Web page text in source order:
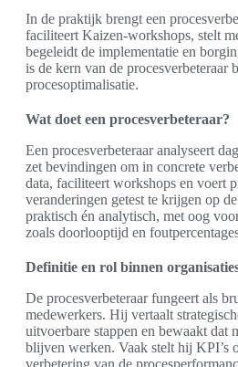
In de praktijk brengt een
faciliteert Kaizen-workshops, stelt
begeleidt de implementatie en
is de kern van de procesverbeteraar
procesoptimalisatie.
Wat doet een procesverbeteraar?
Een procesverbeteraar analyseert
zet bevindingen om in concrete
data, faciliteert workshops en voert
veranderingen getest te krijgen op
praktisch én analytisch, met oog
zoals doorlooptijd en
Definitie en rol binnen
De procesverbeteraar fungeert als
medewerkers. Hij vertaalt
uitvoerbare stappen en bewaakt dat
blijven werken. Vaak stelt hij KPI’s